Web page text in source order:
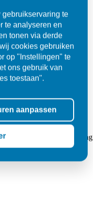
klantvriendelijk. De
te
te analyseren en
tonen via derde
cookies gebruiken
op "Instellingen" te
ons gebruik van
toestaan".
aanpassen